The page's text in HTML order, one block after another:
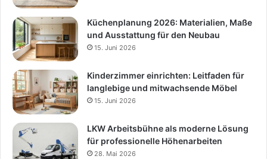
Küchenplanung 2026: Materialien, Maße
und Ausstattung für den Neubau
15. Juni 2026
Kinderzimmer einrichten: Leitfaden für
langlebige und mitwachsende Möbel
15. Juni 2026
LKW Arbeitsbühne als moderne Lösung
für professionelle Höhenarbeiten
28. Mai 2026